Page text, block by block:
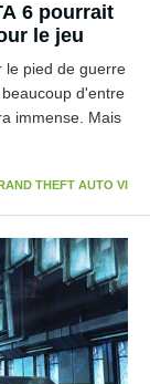
6 pourrait
le jeu
le pied de guerre
d'entre
immense. Mais
THEFT AUTO VI